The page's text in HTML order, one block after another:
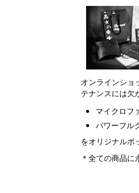
オンラインショ
テナンスには欠
マイクロフ
パワーフル
をオリジナルボ
＊全ての商品